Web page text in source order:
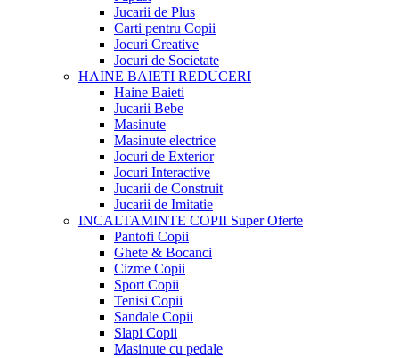
Jucarii de Plus
Carti pentru Copii
Jocuri Creative
Jocuri de Societate
HAINE BAIETI REDUCERI
Haine Baieti
Jucarii Bebe
Masinute
Masinute electrice
Jocuri de Exterior
Jocuri Interactive
Jucarii de Construit
Jucarii de Imitatie
INCALTAMINTE COPII Super Oferte
Pantofi Copii
Ghete & Bocanci
Cizme Copii
Sport Copii
Tenisi Copii
Sandale Copii
Slapi Copii
Masinute cu pedale